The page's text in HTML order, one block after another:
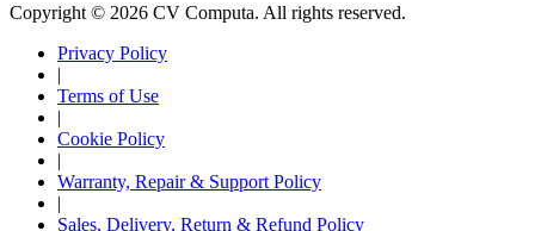
Copyright © 2026 CV Computa. All rights reserved.
Privacy Policy
|
Terms of Use
|
Cookie Policy
|
Warranty, Repair & Support Policy
|
Sales, Delivery, Return & Refund Policy